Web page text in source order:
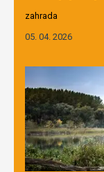
zahrada
05. 04. 2026